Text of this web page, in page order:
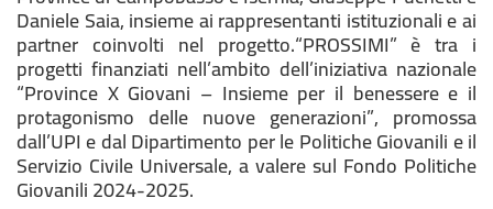
Daniele Saia, insieme ai rappresentanti istituzionali e ai
partner coinvolti nel progetto.“PROSSIMI” è tra i
progetti finanziati nell’ambito dell’iniziativa nazionale
“Province X Giovani – Insieme per il benessere e il
protagonismo delle nuove generazioni”, promossa
dall’UPI e dal Dipartimento per le Politiche Giovanili e il
Servizio Civile Universale, a valere sul Fondo Politiche
Giovanili 2024-2025.